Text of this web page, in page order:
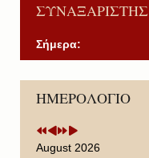
ΣΥΝΑΞΑΡΙΣΤΗΣ
Σήμερα:
ΗΜΕΡΟΛΟΓΙΟ
P
r
v
i
P
r
v
i
N
e
t
Y
N
e
t
M
August 2026